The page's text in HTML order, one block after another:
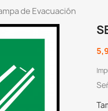
de Evacuación